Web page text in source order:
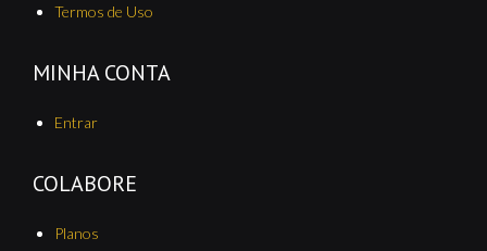
Termos de Uso
MINHA CONTA
Entrar
COLABORE
Planos